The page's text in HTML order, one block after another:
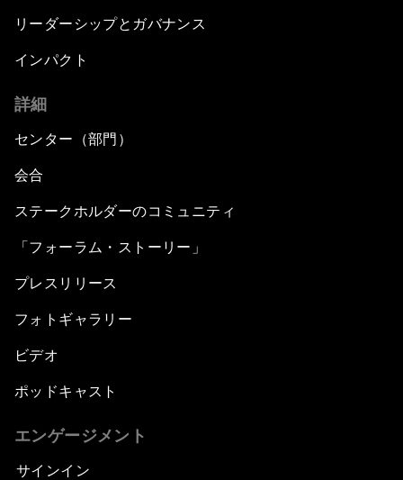
リーダーシップとガバナンス
インパクト
詳細
センター（部門）
会合
ステークホルダーのコミュニティ
「フォーラム・ストーリー」
プレスリリース
フォトギャラリー
ビデオ
ポッドキャスト
エンゲージメント
サインイン